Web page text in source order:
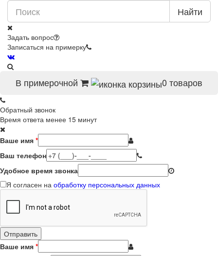
Найти
Задать вопрос
Записаться на примерку
В примерочной 0 товаров
Обратный звонок
Время ответа менее 15 минут
Ваше имя *
Ваш телефон
Удобное время звонка
Я согласен на обработку персональных данных
Ваше имя *